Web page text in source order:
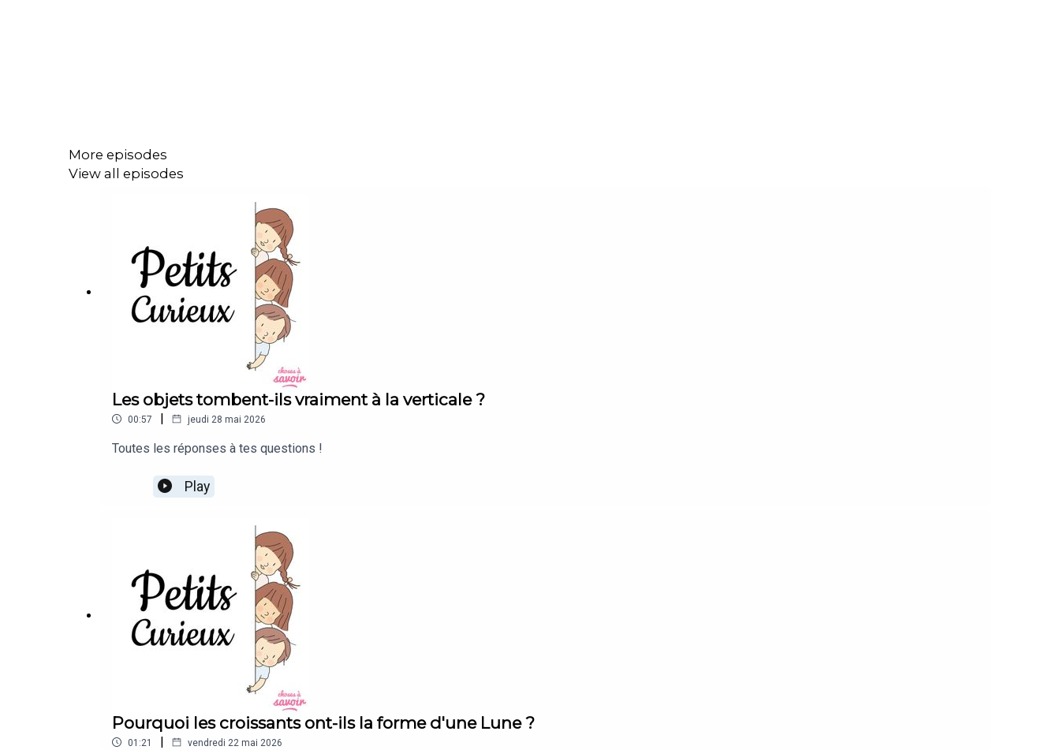
More episodes
View all episodes
Les objets tombent-ils vraiment à la verticale ?
00:57 | jeudi 28 mai 2026
Toutes les réponses à tes questions !
Play
Pourquoi les croissants ont-ils la forme d'une Lune ?
01:21 | vendredi 22 mai 2026